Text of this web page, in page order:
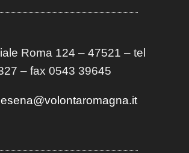
Roma 124 – 47521 – tel
– fax 0543 39645